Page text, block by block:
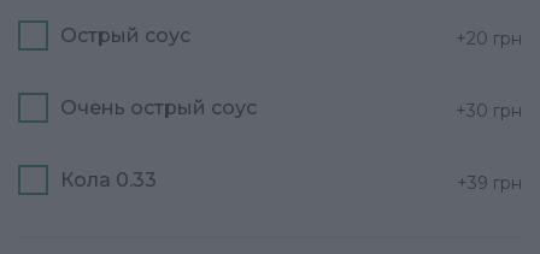
Острый соус +20 грн
Очень острый соус +30 грн
Кола 0.33 +39 грн